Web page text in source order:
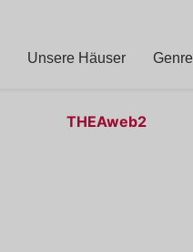
Unsere Häuser Genre
THEAweb2